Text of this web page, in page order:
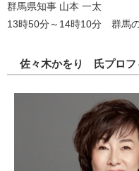
群馬県知事 山本 一太
13時50分～14時10分 群馬
佐々木かをり 氏プロフ